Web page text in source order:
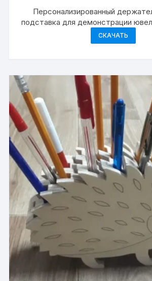
Персонализированный
подставка для демонстрации
СКАЧАТЬ